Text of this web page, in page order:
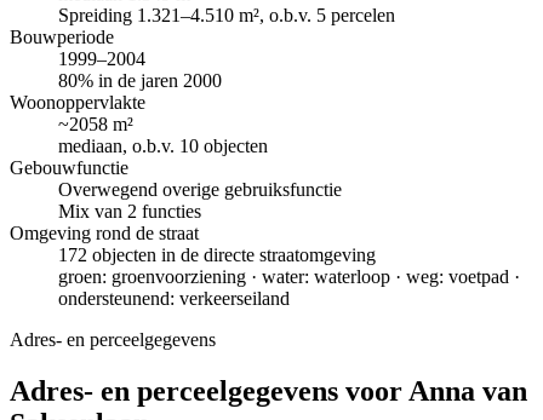
Spreiding 1.321–4.510 m², o.b.v. 5 percelen
Bouwperiode
1999–2004
80% in de jaren 2000
Woonoppervlakte
~2058 m²
mediaan, o.b.v. 10 objecten
Gebouwfunctie
Overwegend overige gebruiksfunctie
Mix van 2 functies
Omgeving rond de straat
172 objecten in de directe straatomgeving
groen: groenvoorziening · water: waterloop · weg: voetpad ·
ondersteunend: verkeerseiland
Adres- en perceelgegevens
Adres- en perceelgegevens voor Anna van